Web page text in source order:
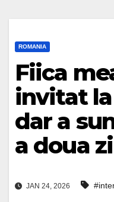
ROMANIA
Fiica
invitat
dar a
a doua
JAN 24, 2026